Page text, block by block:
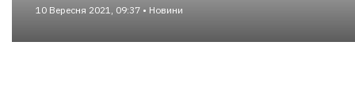
10 Вересня 2021, 09:37 • Новини